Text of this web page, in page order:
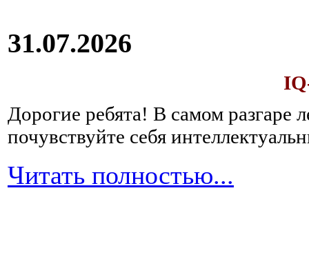
31.07.2026
Дорогие ребята! В самом разгаре
почувствуйте себя
Читать полностью...